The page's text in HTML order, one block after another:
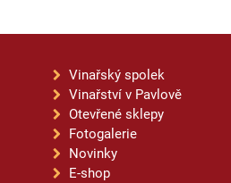
Vinařský spolek
Vinařství v Pavlově
Otevřené sklepy
Fotogalerie
Novinky
E-shop